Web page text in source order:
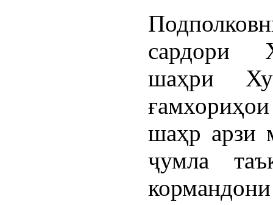
сардори
шаҳри
шаҳр арзи
ҷумла